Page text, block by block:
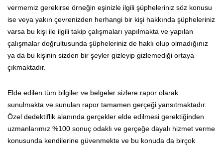
vermemiz gerekirse örneğin eşinizle ilgili şüpheleriniz söz konusu
ise veya yakın çevrenizden herhangi bir kişi hakkında şüpheleriniz
varsa bu kişi ile ilgili takip çalışmaları yapılmakta ve yapılan
çalışmalar doğrultusunda şüpheleriniz de haklı olup olmadığınız
ya da bu kişinin sizden bir şeyler gizleyip gizlemediği ortaya
çıkmaktadır.
Elde edilen tüm bilgiler ve belgeler sizlere rapor olarak
sunulmakta ve sunulan rapor tamamen gerçeği yansıtmaktadır.
Özel dedektiflik alanında gerçekler elde edilmesi gerektiğinden
uzmanlarımız %100 sonuç odaklı ve gerçeğe dayalı hizmet verme
konusunda kendilerine güvenmekte ve bu konuda da birçok